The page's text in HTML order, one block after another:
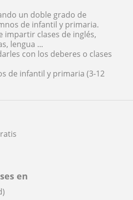
en
un doble grado de
de infantil y primaria.
impartir clases de inglés,
lengua ...
con los deberes o clases
de infantil y primaria (3-12